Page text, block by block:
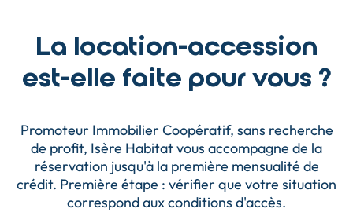
La location-accession
est-elle faite pour vous ?
Promoteur Immobilier Coopératif, sans recherche
de profit, Isère Habitat vous accompagne de la
réservation jusqu'à la première mensualité de
crédit. Première étape : vérifier que votre situation
correspond aux conditions d'accès.